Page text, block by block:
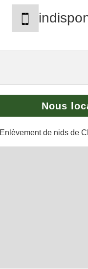
Nous
Enlèvement de nids de